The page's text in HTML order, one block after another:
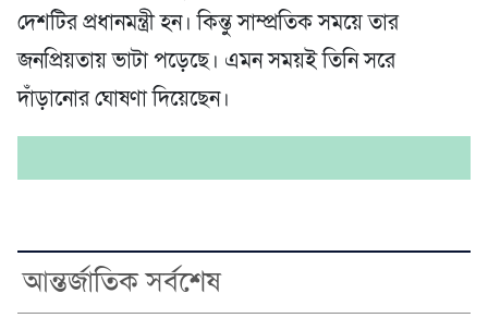
দেশটির প্রধানমন্ত্রী হন। কিন্তু সাম্প্রতিক সময়ে তার
জনপ্রিয়তায় ভাটা পড়েছে। এমন সময়ই তিনি সরে
দাঁড়ানোর ঘোষণা দিয়েছেন।
আন্তর্জাতিক সর্বশেষ